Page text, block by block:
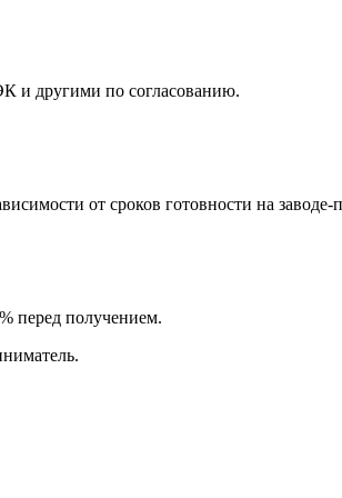
и другими по согласованию.
от сроков готовности на заводе-
перед получением.